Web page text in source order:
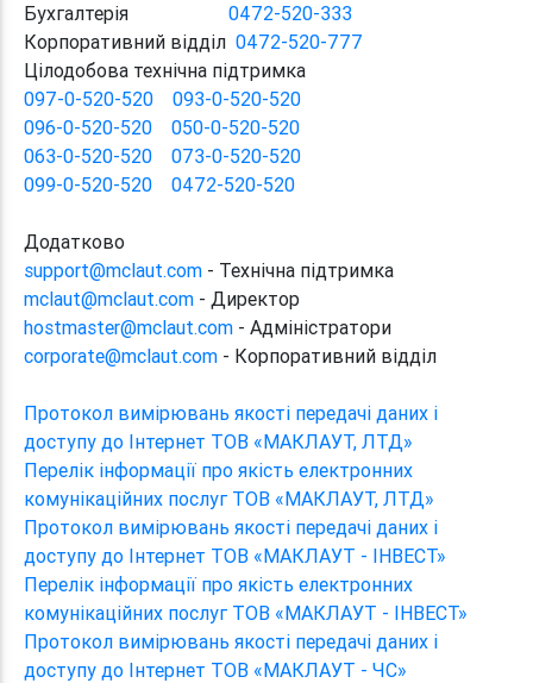
Бухгалтерія 0472-520-333
Корпоративний відділ 0472-520-777
Цілодобова технічна підтримка
097-0-520-520
093-0-520-520
096-0-520-520
050-0-520-520
063-0-520-520
073-0-520-520
099-0-520-520
0472-520-520
Додатково
support@mclaut.com - Технічна підтримка
mclaut@mclaut.com - Директор
hostmaster@mclaut.com - Адміністратори
corporate@mclaut.com - Корпоративний відділ
Протокол вимірювань якості передачі даних і
доступу до Інтернет ТОВ «МАКЛАУТ, ЛТД»
Перелік інформації про якість електронних
комунікаційних послуг ТОВ «МАКЛАУТ, ЛТД»
Протокол вимірювань якості передачі даних і
доступу до Інтернет ТОВ «МАКЛАУТ - ІНВЕСТ»
Перелік інформації про якість електронних
комунікаційних послуг ТОВ «МАКЛАУТ - ІНВЕСТ»
Протокол вимірювань якості передачі даних і
доступу до Інтернет ТОВ «МАКЛАУТ - ЧС»